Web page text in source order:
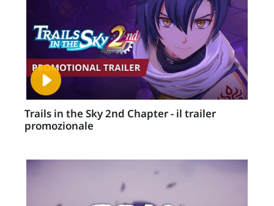
Trails in the Sky 2nd Chapter - il trailer
promozionale